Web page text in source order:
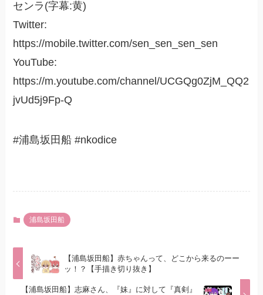
センラ(字幕:黄)
Twitter:
https://mobile.twitter.com/sen_sen_sen_sen
YouTube:
https://m.youtube.com/channel/UCGQg0ZjM_QQ2
jvUd5j9Fp-Q
#浦島坂田船 #nkodice
浦島坂田船
【浦島坂田船】赤ちゃんって、どこから来るのーー
ッ！？【手描き切り抜き】
【浦島坂田船】志麻さん、『妹』に対して『真剣』